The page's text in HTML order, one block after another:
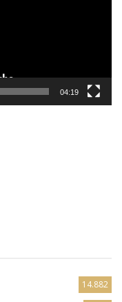
04:19
14.882